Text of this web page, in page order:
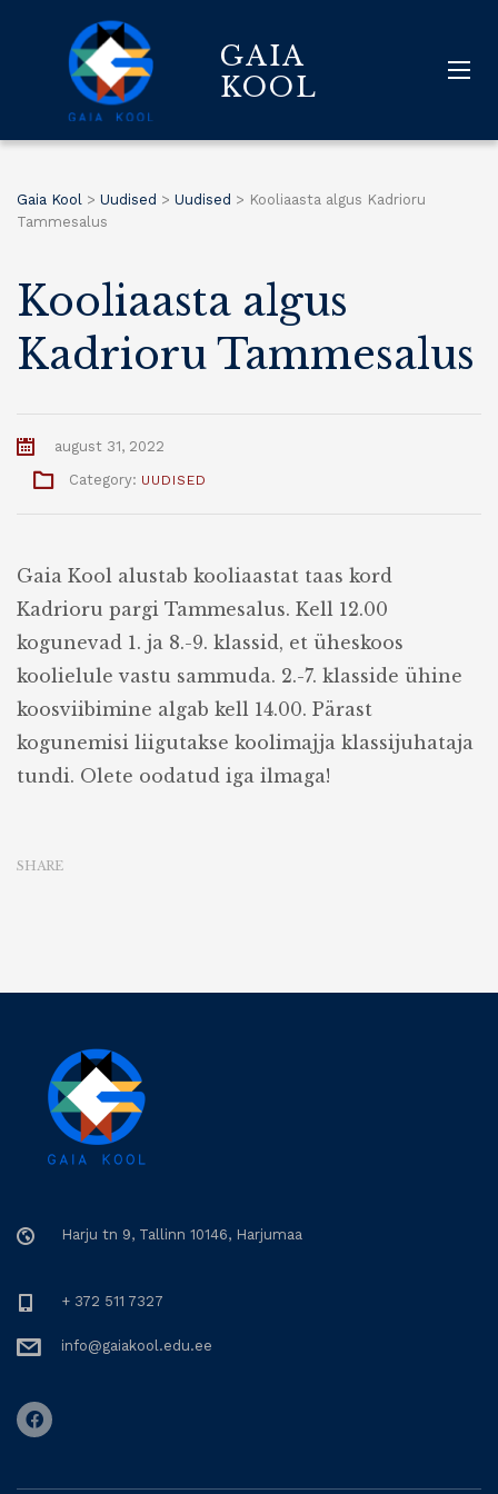
GAIA
KOOL
Gaia Kool > Uudised > Uudised > Kooliaasta algus Kadrioru
Tammesalus
Kooliaasta algus
Kadrioru Tammesalus
august 31, 2022
Category: UUDISED
Gaia Kool alustab kooliaastat taas kord
Kadrioru pargi Tammesalus. Kell 12.00
kogunevad 1. ja 8.-9. klassid, et üheskoos
koolielule vastu sammuda. 2.-7. klasside ühine
koosviibimine algab kell 14.00. Pärast
kogunemisi liigutakse koolimajja klassijuhataja
tundi. Olete oodatud iga ilmaga!
SHARE
Harju tn 9, Tallinn 10146, Harjumaa
+ 372 511 7327
info@gaiakool.edu.ee